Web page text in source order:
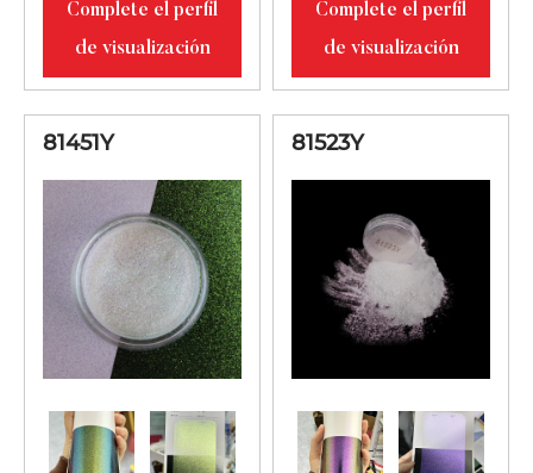
81284S
blanquecino
con reflejo de
luz rojo-violeta-
10-100
81345S
Aspecto
blanquecino
con reflejo de
luz lila-azul-
verde
10-100
Aspecto
blanquecino
Complete el perfil
de visualización
Complete el perfil
de visualización
81451Y 81523Y